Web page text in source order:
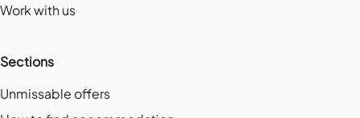
Work with us
Sections
Unmissable offers